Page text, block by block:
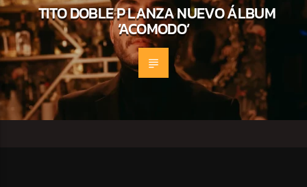
TITO DOBLE P LANZA NUEVO ÁLBUM
‘ACOMODO’